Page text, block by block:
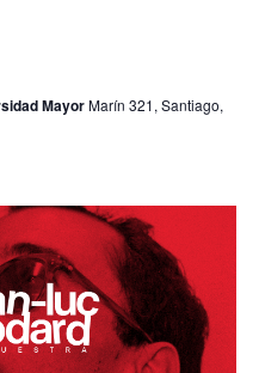
MayorMarín 321, Santiago,